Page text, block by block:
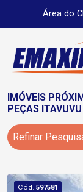
Área do
IMÓVEIS
PEÇAS
Refinar
Cód. 597581